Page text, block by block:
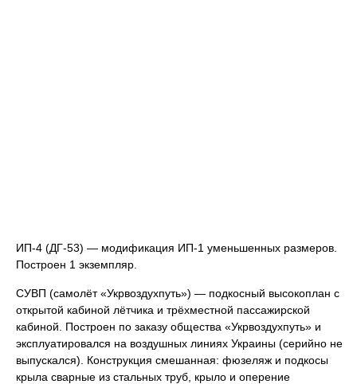
ИП-4 (ДГ-53) — модификация ИП-1 уменьшенных размеров.
Построен 1 экземпляр.
СУВП (самолёт «Укрвоздухпуть») — подкосный высокоплан с
открытой кабиной лётчика и трёхместной пассажирской
кабиной. Построен по заказу общества «Укрвоздухпуть» и
эксплуатировался на воздушных линиях Украины (серийно не
выпускался). Конструкция смешанная: фюзеляж и подкосы
крыла сварные из стальных труб, крыло и оперение